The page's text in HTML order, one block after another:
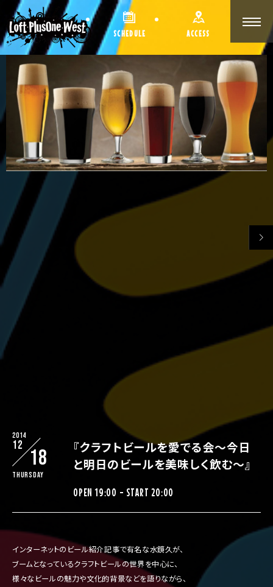
SCHEDULE ACCESS
2014
12
18
Thursday
『クラフトビールを愛でる会～今日
と明日のビールを美味しく飲む～』
OPEN 19:00 - START 20:00
インターネットのビール紹介記事で有名な水鏡久が、
ブームとなっているクラフトビールの世界を中心に、
様々なビールの魅力や文化的背景などを語りながら、